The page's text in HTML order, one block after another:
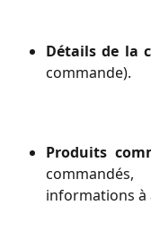
Détails de la
commande).
Produits
informations à